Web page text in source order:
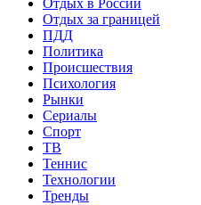
Отдых за границей
ПДД
Политика
Происшествия
Психология
Рынки
Сериалы
Спорт
ТВ
Теннис
Технологии
Тренды